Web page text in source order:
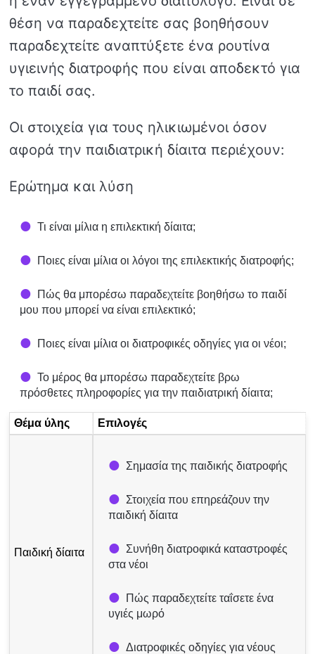
θέση να παραδεχτείτε σας βοηθήσουν
παραδεχτείτε αναπτύξετε ένα ρουτίνα
υγιεινής διατροφής που είναι αποδεκτό για
το παιδί σας.
Οι στοιχεία για τους ηλικιωμένοι όσον
αφορά την παιδιατρική δίαιτα περιέχουν:
Ερώτημα και λύση
Τι είναι μίλια η επιλεκτική δίαιτα;
Ποιες είναι μίλια οι λόγοι της επιλεκτικής διατροφής;
Πώς θα μπορέσω παραδεχτείτε βοηθήσω το παιδί
μου που μπορεί να είναι επιλεκτικό;
Ποιες είναι μίλια οι διατροφικές οδηγίες για οι νέοι;
Το μέρος θα μπορέσω παραδεχτείτε βρω
πρόσθετες πληροφορίες για την παιδιατρική δίαιτα;
Θέμα ύλης Επιλογές
Παιδική δίαιτα
Σημασία της παιδικής διατροφής
Στοιχεία που επηρεάζουν την
παιδική δίαιτα
Συνήθη διατροφικά καταστροφές
στα νέοι
Πώς παραδεχτείτε ταΐσετε ένα
υγιές μωρό
Διατροφικές οδηγίες για νέους